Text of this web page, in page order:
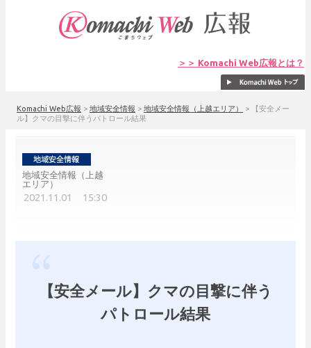
＞＞ Komachi Web広報とは？
Komachi Web広報 > 地域安全情報 > 地域安全情報（上越エリア） >
【安全メー
ル】クマの目撃に伴うパトロール結果
地域安全情報（上越
エリア）
2021.11.01 15:30
【安全メール】クマの目撃に伴う
パトロール結果